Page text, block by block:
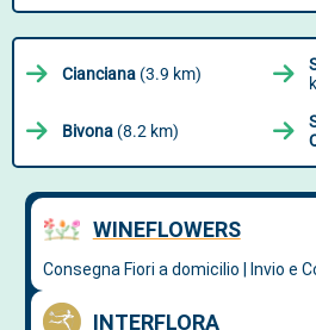
Cianciana (3.9 km)
Bivona (8.2 km)